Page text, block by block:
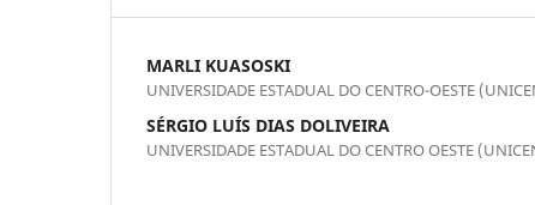
MARLI KUASOSKI
UNIVERSIDADE ESTADUAL DO CENTRO-OESTE
SÉRGIO LUÍS DIAS DOLIVEIRA
UNIVERSIDADE ESTADUAL DO CENTRO OESTE